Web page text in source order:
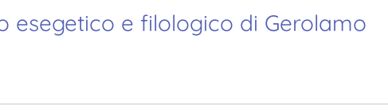
esegetico e filologico di Gerolamo